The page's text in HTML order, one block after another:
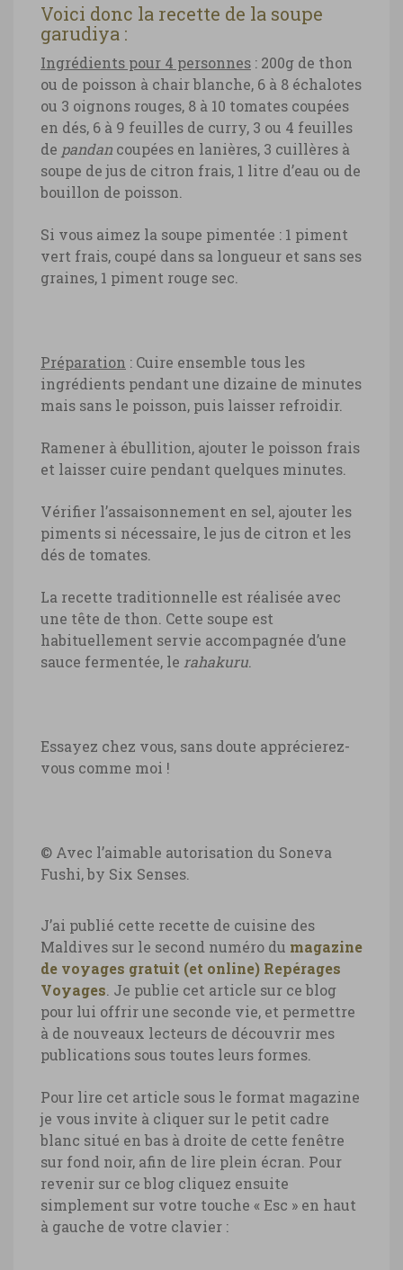
Voici donc la recette de la soupe
garudiya :
Ingrédients pour 4 personnes : 200g de thon
ou de poisson à chair blanche, 6 à 8 échalotes
ou 3 oignons rouges, 8 à 10 tomates coupées
en dés, 6 à 9 feuilles de curry, 3 ou 4 feuilles
de pandan coupées en lanières, 3 cuillères à
soupe de jus de citron frais, 1 litre d’eau ou de
bouillon de poisson.
Si vous aimez la soupe pimentée : 1 piment
vert frais, coupé dans sa longueur et sans ses
graines, 1 piment rouge sec.
Préparation : Cuire ensemble tous les
ingrédients pendant une dizaine de minutes
mais sans le poisson, puis laisser refroidir.
Ramener à ébullition, ajouter le poisson frais
et laisser cuire pendant quelques minutes.
Vérifier l’assaisonnement en sel, ajouter les
piments si nécessaire, le jus de citron et les
dés de tomates.
La recette traditionnelle est réalisée avec
une tête de thon. Cette soupe est
habituellement servie accompagnée d’une
sauce fermentée, le rahakuru
Essayez chez vous, sans doute apprécierez-
vous comme moi !
© Avec l’aimable autorisation du Soneva
Fushi, by Six Senses.
J’ai publié cette recette de cuisine des
Maldives sur le second numéro du magazine
de voyages gratuit (et online) Repérages
Voyages . Je publie cet article sur ce blog
pour lui offrir une seconde vie, et permettre
à de nouveaux lecteurs de découvrir mes
publications sous toutes leurs formes.
Pour lire cet article sous le format magazine
je vous invite à cliquer sur le petit cadre
blanc situé en bas à droite de cette fenêtre
sur fond noir, afin de lire plein écran. Pour
revenir sur ce blog cliquez ensuite
simplement sur votre touche « Esc » en haut
à gauche de votre clavier :